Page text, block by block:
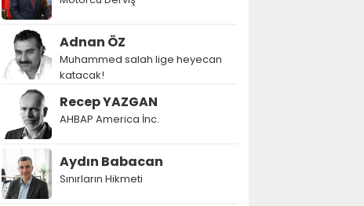
Adnan ÖZ
Muhammed salah lige heyecan
katacak!
Recep YAZGAN
AHBAP America İnc.
Aydın Babacan
Sınırların Hikmeti